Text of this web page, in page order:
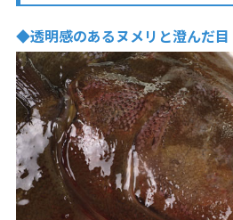
◆透明感のあるヌメリと澄んだ目